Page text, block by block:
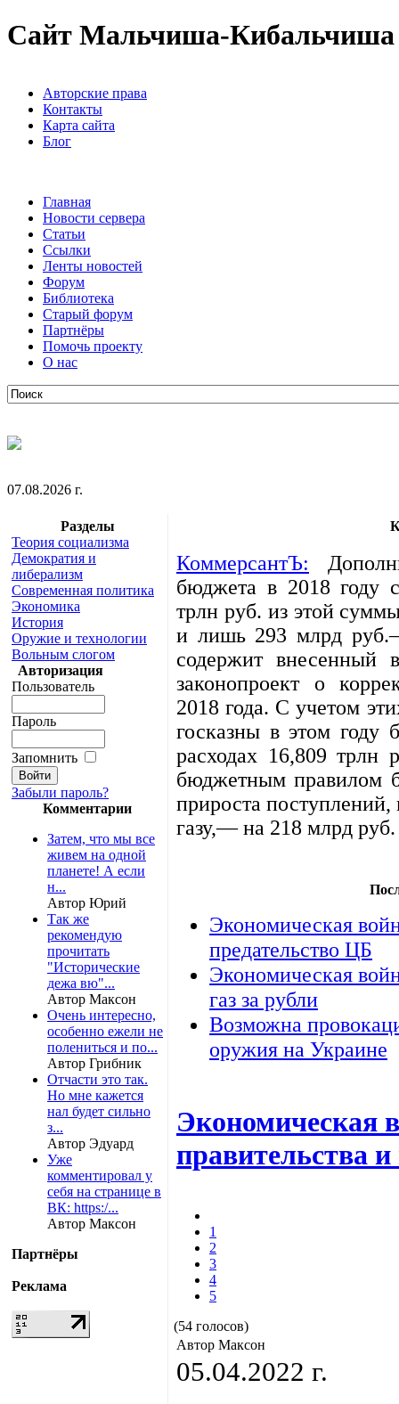
Сайт Мальчиша-Кибальчиша
Авторские права
Контакты
Карта сайта
Блог
Главная
Новости сервера
Статьи
Ссылки
Ленты новостей
Форум
Библиотека
Старый форум
Партнёры
Помочь проекту
О нас
07.08.2026 г.
Разделы
Теория социализма
Демократия и
либерализм
Современная политика
Экономика
История
Оружие и технологии
Вольным слогом
Авторизация
Пользователь
Пароль
Запомнить
Забыли пароль?
Комментарии
Затем, что мы все
живем на одной
планете! А если
н...
Автор Юрий
Так же
рекомендую
прочитать
"Исторические
дежа вю"...
Автор Максон
Очень интересно,
особенно ежели не
полениться и по...
Автор Грибник
Отчасти это так.
Но мне кажется
нал будет сильно
з...
Автор Эдуард
Уже
комментировал у
себя на странице в
ВК: https:/...
Автор Максон
Партнёры
Реклама
КоммерсантЪ:
бюджета в 2018 году
трлн руб. из этой
и лишь 293 млрд
содержит внесенный
законопроект о
2018 года. С учетом
госказны в этом году
расходах 16,809 трлн
бюджетным правилом
прироста
газу,— на 218 млрд руб.
Экономическая
предательство ЦБ
Экономическая
газ за рубли
Возможна
оружия на Украине
Экономическая
правительства
1
2
3
4
5
(54 голосов)
Автор Максон
05.04.2022 г.